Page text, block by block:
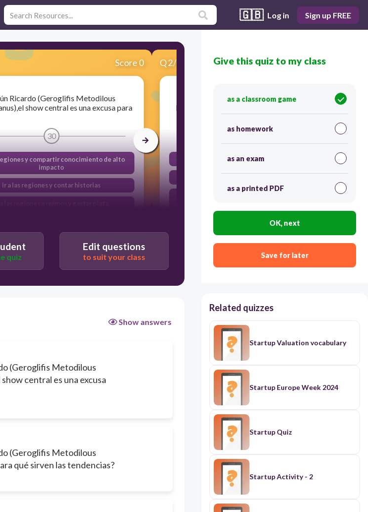
🇬🇧 Log in Sign up FREE
Score 0
Ricardo (Geroglifis Metodilous
show central es una excusa para
30
y compartir conocimiento de alto
impacto
ir a las regiones y contar historias
Q2/10 Score 0
Según Ricardo (Geroglifis Metodilous
Mentorianus), para qué sirven las tendencias?
para que mi modelo de negocio se pueda ejecutar
para que las abuelas usen delantal y piercing
quiz
Edit questions
to suit your class
Show answers
(Geroglifis Metodilous
central es una excusa
(Geroglifis Metodilous
qué sirven las tendencias?
Give this quiz to my class
as a classroom game
as homework
as an exam
as a printed PDF
OK, next
Save for later
Related quizzes
Startup Valuation vocabulary
Startup Europe Week 2024
Startup Quiz
Startup Activity - 2